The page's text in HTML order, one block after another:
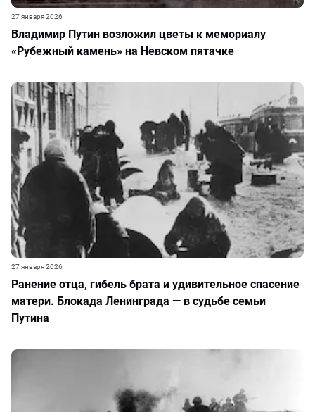
Владимир Путин возложил цветы к мемориалу
«Рубежный камень» на Невском пятачке
27 января 2026
Ранение отца, гибель брата и удивительное спасение
матери. Блокада Ленинграда — в судьбе семьи
Путина
27 января 2026